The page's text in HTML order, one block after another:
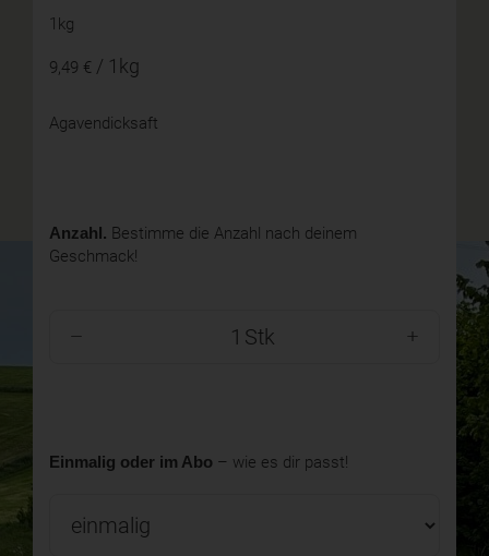
1kg
9,49 € / 1kg
Agavendicksaft
Anzahl. Bestimme die Anzahl nach deinem
Geschmack!
Stk
Einmalig oder im Abo – wie es dir passt!